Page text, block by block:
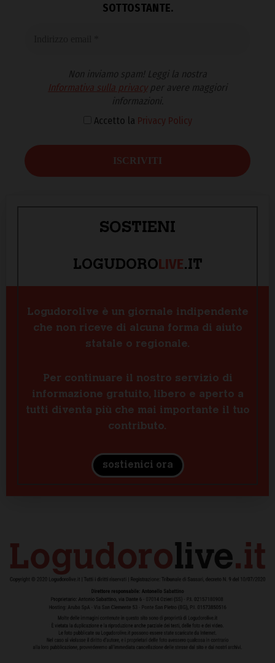
SOTTOSTANTE.
Non inviamo spam! Leggi la nostra
Informativa sulla privacyper avere maggiori
informazioni.
Accetto la Privacy Policy
SOSTIENI
LOGUDOROLIVE.IT
Logudorolive è un giornale indipendente
che non riceve di alcuna forma di aiuto
statale o regionale.
Per continuare il nostro servizio di
informazione gratuito, libero e aperto a
tutti diventa più che mai importante il tuo
contributo.
sostienici ora